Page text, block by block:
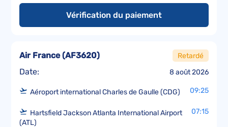
Vérification du paiement
Date: 8 août 2026
Air France(AF3620) Retardé
Aéroport international Charles de Gaulle (CDG) 09:25
Hartsfield Jackson Atlanta International Airport
(ATL)
07:15